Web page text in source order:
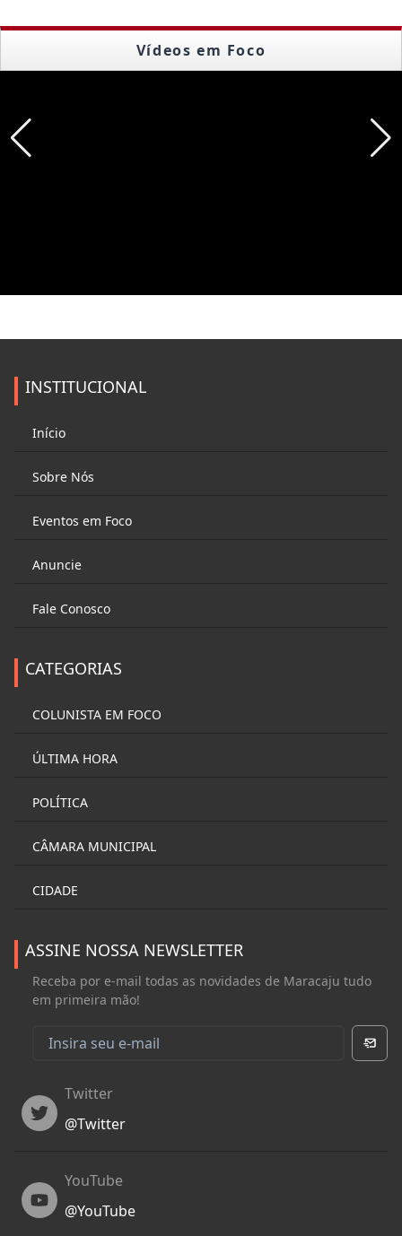
Vídeos em Foco
INSTITUCIONAL
Início
Sobre Nós
Eventos em Foco
Anuncie
Fale Conosco
CATEGORIAS
COLUNISTA EM FOCO
ÚLTIMA HORA
POLÍTICA
CÂMARA MUNICIPAL
CIDADE
ASSINE NOSSA NEWSLETTER
Receba por e-mail todas as novidades de Maracaju tudo
em primeira mão!
Twitter
Twitter
@Twitter
YouTube
YouTube
@YouTube